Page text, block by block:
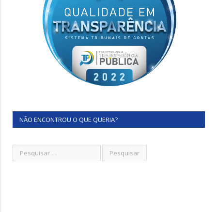
NÃO ENCONTROU O QUE QUERIA?